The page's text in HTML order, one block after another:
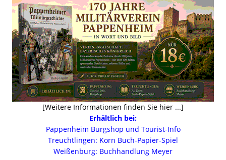
[Weitere Informationen finden Sie hier ...]
Erhältlich bei:
Pappenheim Burgshop und Tourist-Info
Treuchtlingen: Korn Buch-Papier-Spiel
Weißenburg: Buchhandlung Meyer